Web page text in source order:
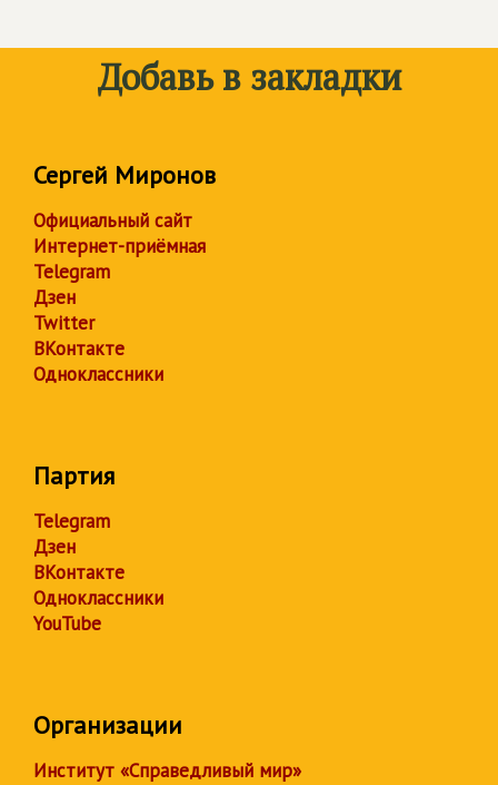
Добавь в закладки
Сергей Миронов
Официальный сайт
Интернет-приёмная
Telegram
Дзен
Twitter
ВКонтакте
Одноклассники
Партия
Telegram
Дзен
ВКонтакте
Одноклассники
YouTube
Организации
Институт «Справедливый мир»